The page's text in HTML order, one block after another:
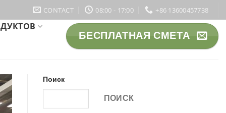
CONTACT 08:00 - 17:00 +86 13600457738
БЕСПЛАТНАЯ СМЕТА
Поиск
ПОИСК